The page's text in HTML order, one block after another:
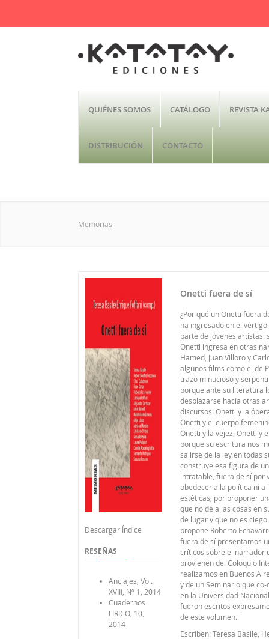
QUIÉNES SOMOS CATÁLOGO REVISTA
DISTRIBUCIÓN CONTACTO
Memorias
Descargar Índice
RESEÑAS
Anclajes, Vol.
XVIII, Nº 1, 2014
Cuadernos
LIRICO, 10,
2014
Onetti fuera de sí
¿Por qué un Onetti fuera
ha ingresado en el
parte de jóvenes artistas:
Onetti ingresa en otras
Hamed, Juan Villoro y
algunos films como el de
trazo minucioso y
porque ante su literatura
desplazarse hacia otras
discursos: Onetti y la
Onetti y el cuerpo
Onetti y la vejez, Onetti y
porque su escritura nos
salirse de la ley en todas
construye esa figura de
intratable, fuera de sí por
obedecer a la política ni a
estéticas, por proponer
que no deja las cosas en
de lugar y que no es
propone Roberto
fuera de sí presentamos
críticos sobre el narrador
provienen del Coloquio
realizamos en Buenos
y de un Seminario que
en la Universidad
fueron escritos
de este volumen.
Escriben: Teresa Basile,